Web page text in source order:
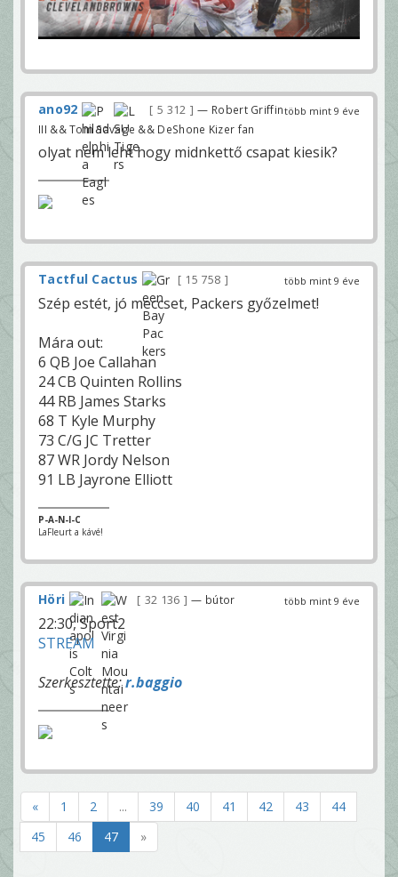
több mint 9 éve
ano92 5 312
— Robert Griffin
III && Tom Savage && DeShone Kizer fan
olyat nem leht hogy midnkettő csapat kiesik?
több mint 9 éve
Tactful Cactus 15 758
Szép estét, jó meccset, Packers győzelmet!
Mára out:
6 QB Joe Callahan
24 CB Quinten Rollins
44 RB James Starks
68 T Kyle Murphy
73 C/G JC Tretter
87 WR Jordy Nelson
91 LB Jayrone Elliott
P-A-N-I-C
LaFleurt a kávé!
több mint 9 éve
Höri 32 136 — bútor
22:30, Sport2
STREAM
Szerkesztette:r.baggio
« 1 2 ... 39 40 41 42 43
44
45
46 47 »